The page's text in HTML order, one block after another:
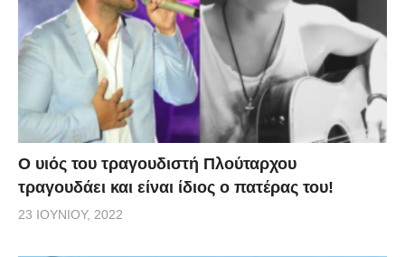
O υιός του τραγουδιστή Πλούταρχου
τραγουδάει και είναι ίδιος ο πατέρας του!
23 ΙΟΥΝΊΟΥ, 2022